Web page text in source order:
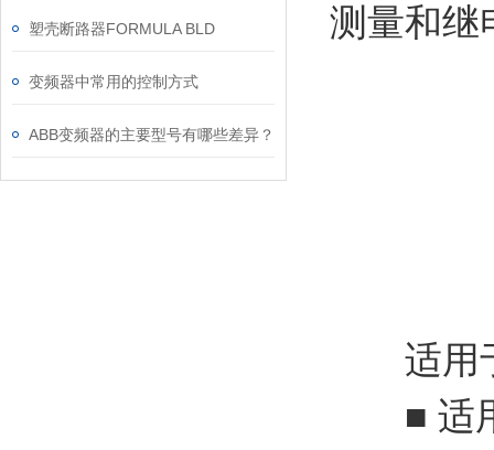
塑壳断路器FORMULA BLD
变频器中常用的控制方式
ABB变频器的主要型号有哪些差异？
测量和继
适用
■ 适用